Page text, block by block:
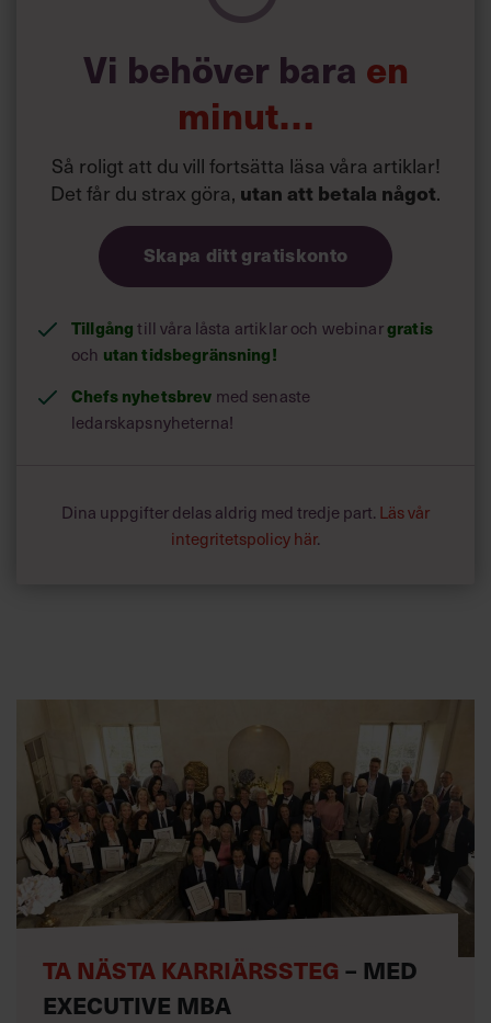
Vi behöver bara en
minut…
Så roligt att du vill fortsätta läsa våra artiklar!
Det får du strax göra, utan att betala något.
Skapa ditt gratiskonto
Tillgång till våra låsta artiklar och webinargratis
och utan tidsbegränsning!
Chefs nyhetsbrev med senaste
ledarskapsnyheterna!
Dina uppgifter delas aldrig med tredje part. Läs vår
integritetspolicy här.
TA NÄSTA KARRIÄRSSTEG – MED
EXECUTIVE MBA